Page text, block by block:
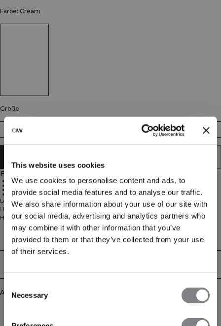
This website uses cookies
We use cookies to personalise content and ads, to
provide social media features and to analyse our traffic.
We also share information about your use of our site with
our social media, advertising and analytics partners who
may combine it with other information that you’ve
provided to them or that they’ve collected from your use
of their services.
Selection
Necessary
Farbe: Cream
Größe
XS XL XXL
Beschreibung
Gekürzte Länge
Durchgehender Reißverschluss
Verstellbare Kapuze
Reguläre Passform
Leichter Cropped-Hoodie aus weichem Terry. Der Everyday Terry Cropped
Hoodie ist deine erste Wahl für Warm-ups, Cool-downs und entspannte Tage.
Hergestellt aus unserem leichten Everyday-Terry mit ungebürsteter
Loopback-Innenseite fühlt er sich atmungsaktiv und angenehm auf der Haut
an. Der reguläre Schnitt und die verkürzte Länge sorgen für eine moderne
Silhouette, die sich mühelos mit hoch geschnittenen Leggings oder
Jogginghosen kombinieren lässt, während der durchgehende Reißverschluss
Technical Aspects
Ähnliche Produkte